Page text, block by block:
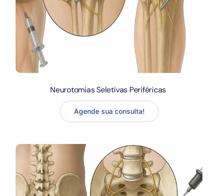
Neurotomias Seletivas Periféricas
Agende sua consulta!